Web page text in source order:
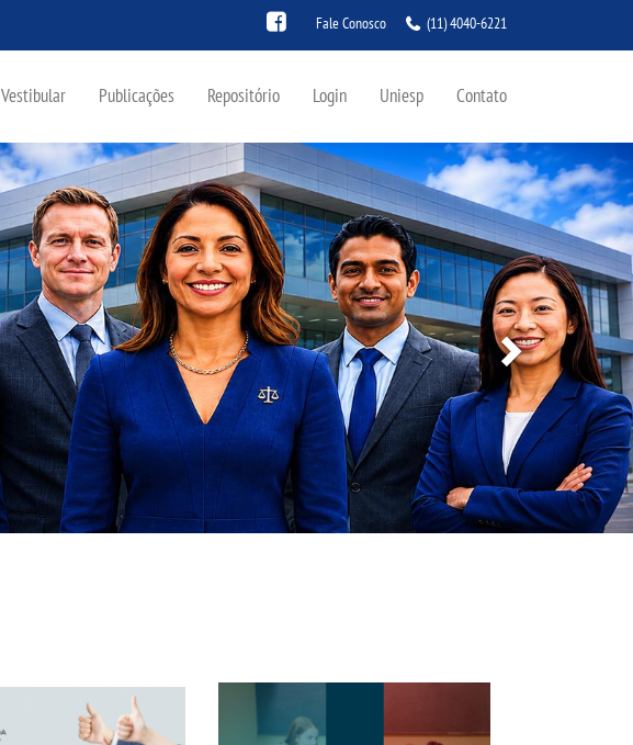
Fale Conosco (11) 4040-6221
Vestibular Publicações Repositório Login Uniesp Contato
Next